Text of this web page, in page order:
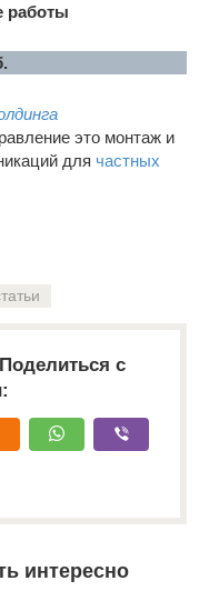
работы
это монтаж и
для частных
с
интересно